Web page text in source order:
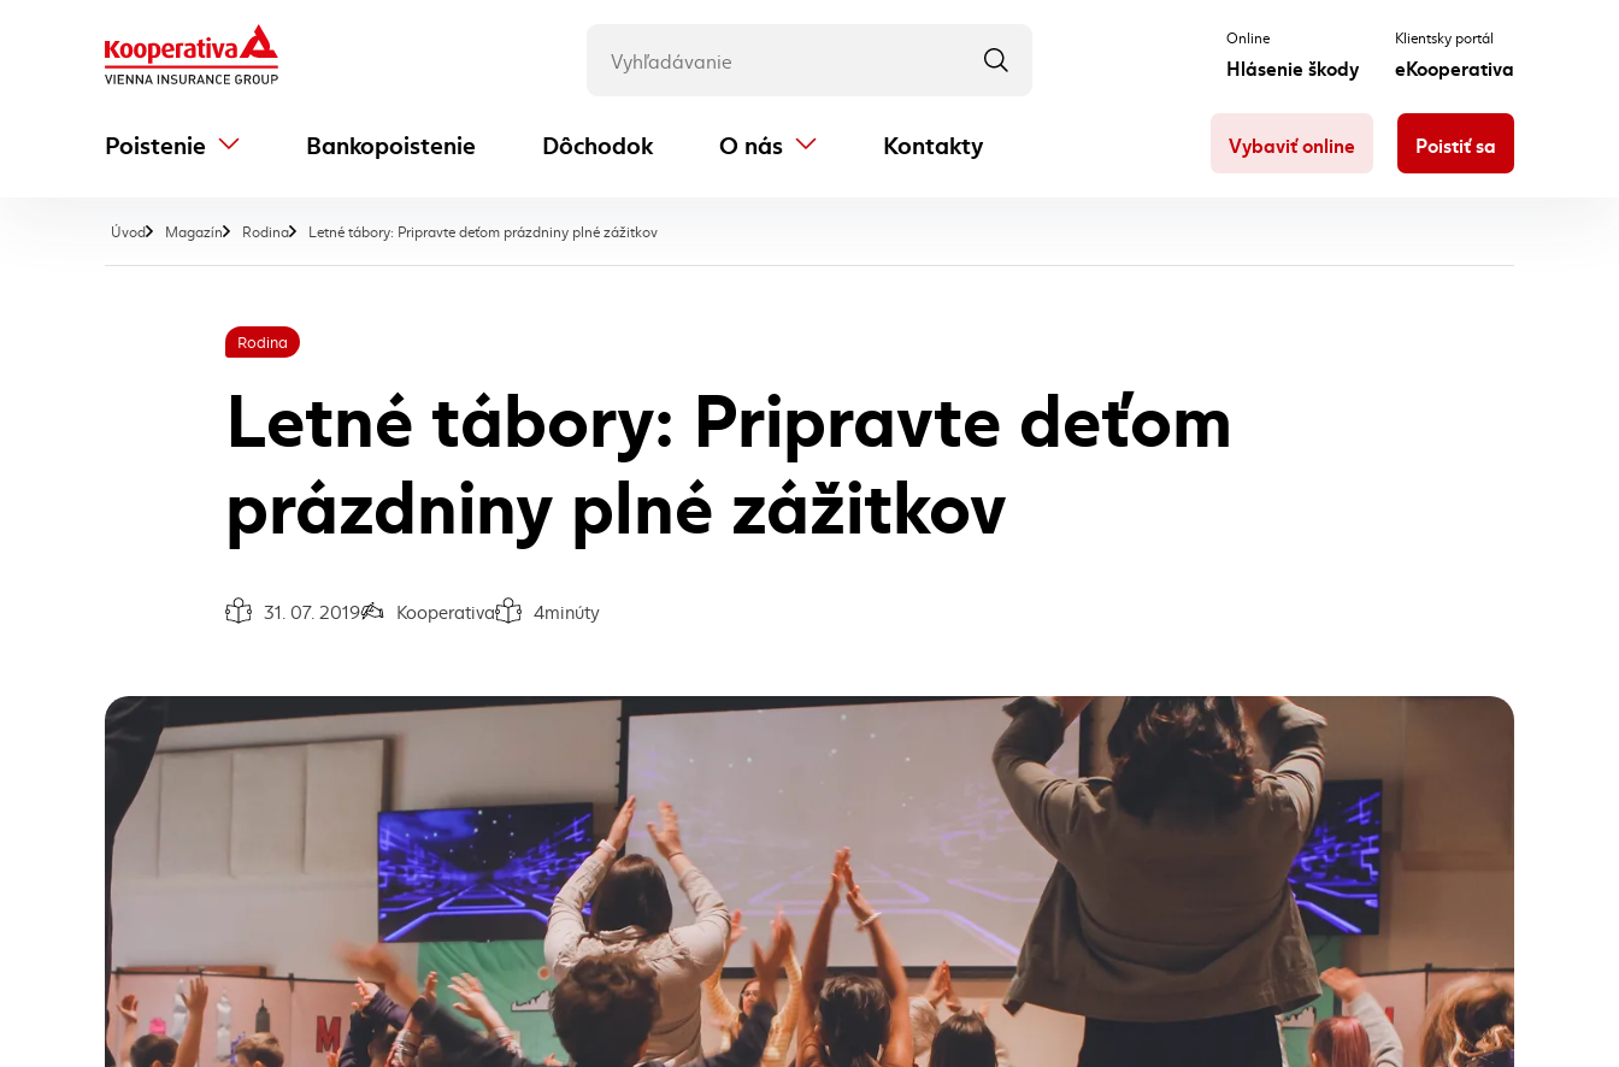
Online
Hlásenie škody
Klientsky portál
eKooperativa
Poistenie Bankopoistenie Dôchodok
(externý odkaz) O nás Kontakty Vybaviť online Poistiť sa
Úvod Magazín Rodina Letné tábory: Pripravte deťom prázdniny plné zážitkov, aktuálna stránka
Rodina
Letné tábory: Pripravte deťom
prázdniny plné zážitkov
Dátum vydania článku:
31. 07. 2019Autor článku:
KooperativaČas na prečítanie článku:
4minúty